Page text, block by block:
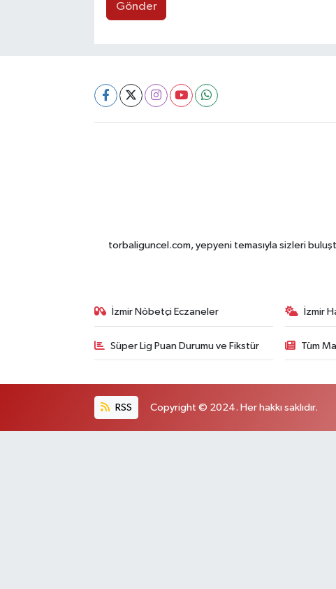
Gönder
torbaliguncel.com, yepyeni temasıyla sizleri
İzmir Nöbetçi Eczaneler İzmir
Süper Lig Puan Durumu ve Fikstür Tüm
RSS Copyright © 2024. Her hakkı saklıdır.